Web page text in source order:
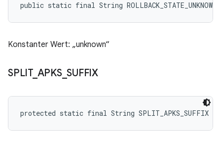
public static final String ROLLBACK_STATE_UNKNOWN
Konstanter Wert: „unknown“
SPLIT_ APKS_SUFFIX
protected static final String SPLIT_APKS_SUFFIX